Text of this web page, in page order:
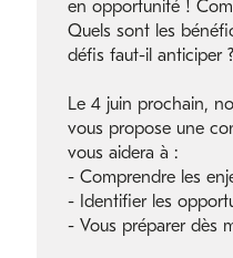
en opportunité !
Quels sont les
défis faut-il anticiper ?
Le 4 juin prochain,
vous propose une
vous aidera à :
- Comprendre les
- Identifier les
- Vous préparer dès